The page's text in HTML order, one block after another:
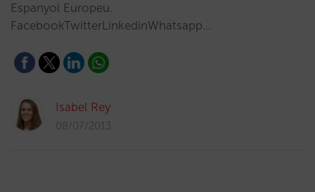
Espanyol Europeu.
FacebookTwitterLinkedinWhatsapp…
Isabel Rey
08/07/2013